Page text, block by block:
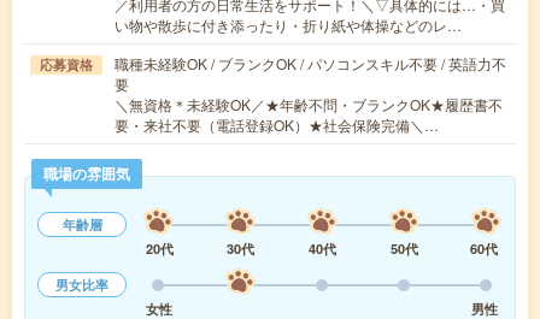
／利用者の方の日常生活をサポート！＼▽具体的には…・買
い物や散歩に付き添ったり・折り紙や体操などのレ…
応募資格
職種未経験OK / ブランクOK / パソコンスキル不要 / 英語力不
要
＼無資格＊未経験OK／★年齢不問・ブランクOK★履歴書不
要・来社不要（電話登録OK）★社会保険完備＼…
職場の雰囲気
年齢層
20代
30代 40代 50代
60代
男女比率
女性
男性